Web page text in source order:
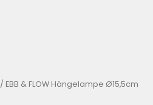
/ EBB & FLOW Hängelampe Ø15,5cm